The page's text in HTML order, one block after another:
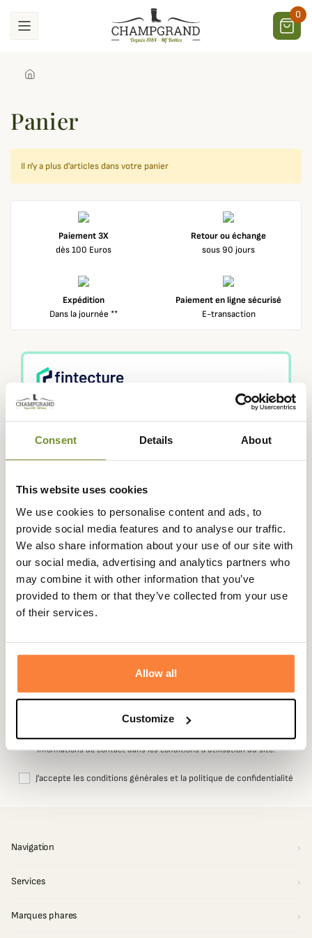
Consent Details About
This website uses cookies
We use cookies to personalise content and ads, to
provide social media features and to analyse our traffic.
We also share information about your use of our site with
our social media, advertising and analytics partners who
may combine it with other information that you’ve
provided to them or that they’ve collected from your use
of their services.
Allow all
Customize
0
Panier
Il n'y a plus d'articles dans votre panier
Paiement 3X
dès 100 Euros
Retour ou échange
sous 90 jours
Expédition
Dans la journée **
Paiement en ligne sécurisé
E-transaction
pouvoir obtenir des récompenses fidélité.
Rejoignez la communauté
première commande.
Vous pouvez vous désinscrire à tout moment. Vous trouverez pour cela nos
informations de contact dans les conditions d'utilisation du site.
J'accepte les conditions générales et la politique de confidentialité
Navigation
Services
Marques phares